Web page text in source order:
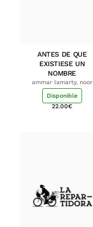
ANTES DE QUE
EXISTIESE UN
NOMBRE
ammar lamarty, noor
Disponible
22.00€